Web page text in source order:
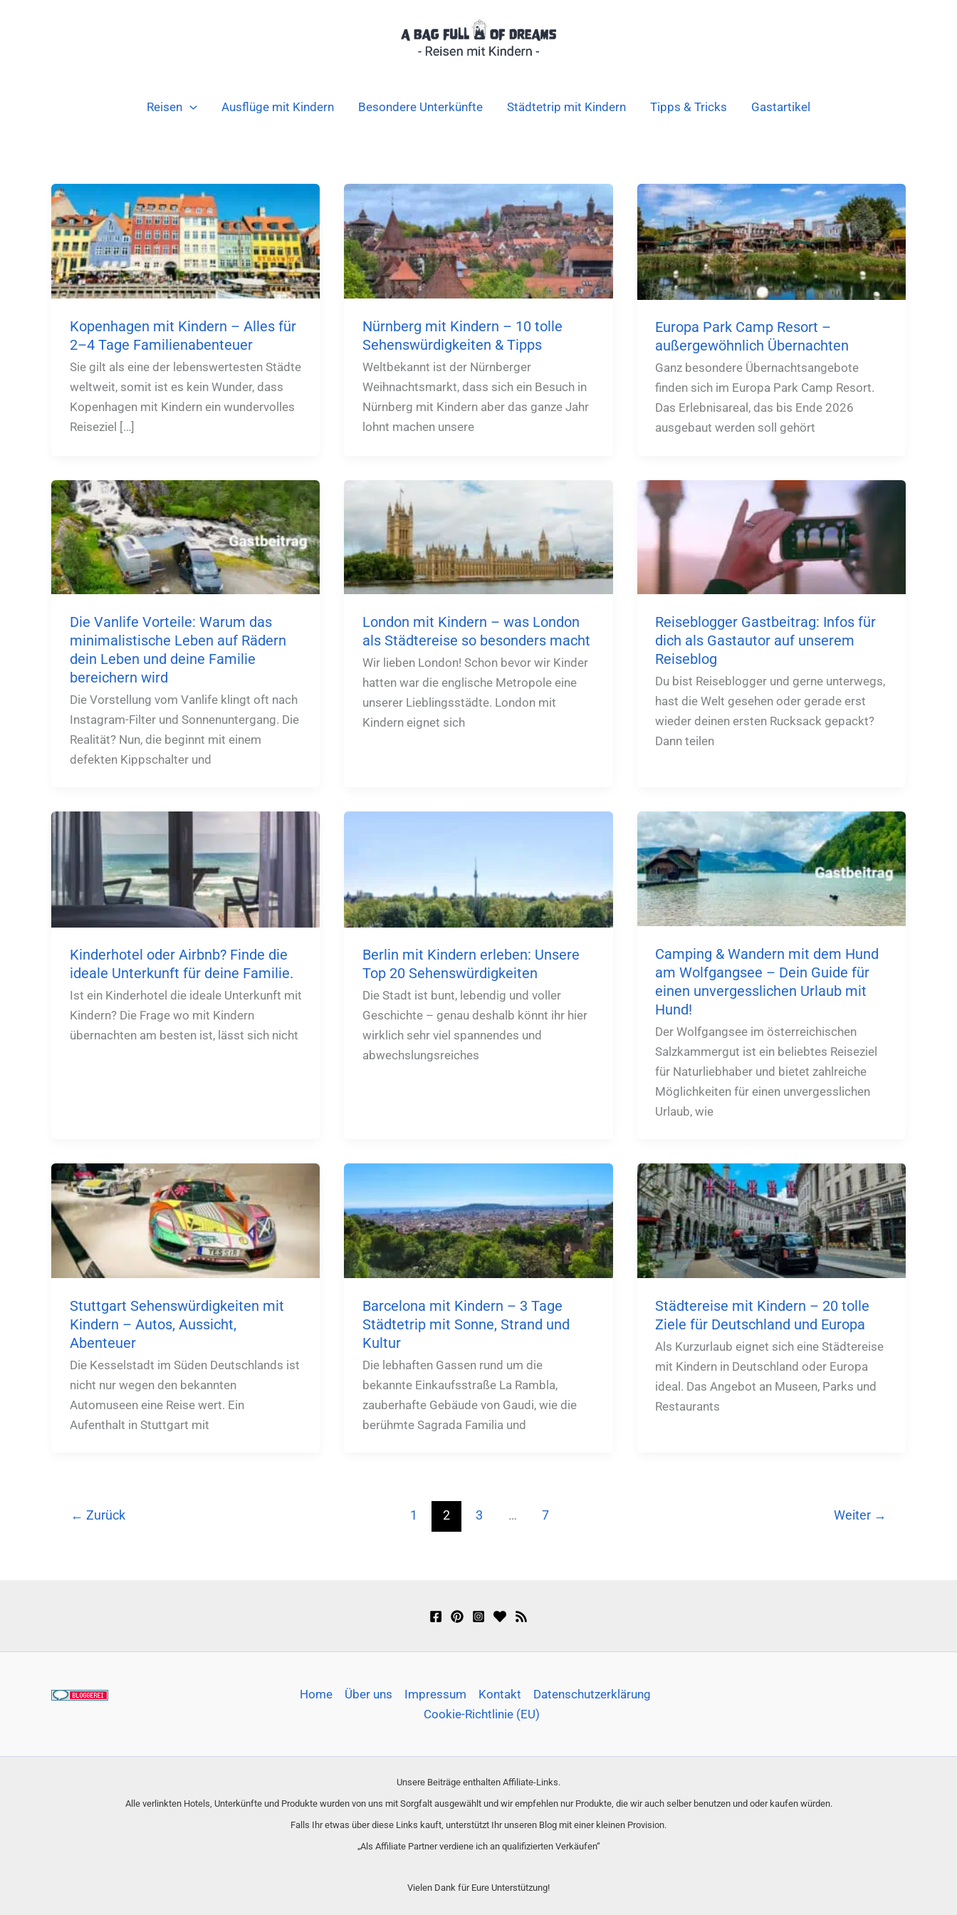
Reisen Ausflüge mit Kindern Besondere Unterkünfte Städtetrip mit Kindern Tipps & Tricks Gastartikel
Kopenhagen mit Kindern – Alles für
2–4 Tage Familienabenteuer
Sie gilt als eine der lebenswertesten Städte
weltweit, somit ist es kein Wunder, dass
Kopenhagen mit Kindern ein wundervolles
Reiseziel […]
Nürnberg mit Kindern – 10 tolle
Sehenswürdigkeiten & Tipps
Weltbekannt ist der Nürnberger
Weihnachtsmarkt, dass sich ein Besuch in
Nürnberg mit Kindern aber das ganze Jahr
lohnt machen unsere
Europa Park Camp Resort –
außergewöhnlich Übernachten
Ganz besondere Übernachtsangebote
finden sich im Europa Park Camp Resort.
Das Erlebnisareal, das bis Ende 2026
ausgebaut werden soll gehört
Die Vanlife Vorteile: Warum das
minimalistische Leben auf Rädern
dein Leben und deine Familie
bereichern wird
Die Vorstellung vom Vanlife klingt oft nach
Instagram-Filter und Sonnenuntergang. Die
Realität? Nun, die beginnt mit einem
defekten Kippschalter und
London mit Kindern – was London
als Städtereise so besonders macht
Wir lieben London! Schon bevor wir Kinder
hatten war die englische Metropole eine
unserer Lieblingsstädte. London mit
Kindern eignet sich
Reiseblogger Gastbeitrag: Infos für
dich als Gastautor auf unserem
Reiseblog
Du bist Reiseblogger und gerne unterwegs,
hast die Welt gesehen oder gerade erst
wieder deinen ersten Rucksack gepackt?
Dann teilen
Kinderhotel oder Airbnb? Finde die
ideale Unterkunft für deine Familie.
Ist ein Kinderhotel die ideale Unterkunft mit
Kindern? Die Frage wo mit Kindern
übernachten am besten ist, lässt sich nicht
Berlin mit Kindern erleben: Unsere
Top 20 Sehenswürdigkeiten
Die Stadt ist bunt, lebendig und voller
Geschichte – genau deshalb könnt ihr hier
wirklich sehr viel spannendes und
abwechslungsreiches
Camping & Wandern mit dem Hund
am Wolfgangsee – Dein Guide für
einen unvergesslichen Urlaub mit
Hund!
Der Wolfgangsee im österreichischen
Salzkammergut ist ein beliebtes Reiseziel
für Naturliebhaber und bietet zahlreiche
Möglichkeiten für einen unvergesslichen
Urlaub, wie
Stuttgart Sehenswürdigkeiten mit
Kindern – Autos, Aussicht,
Abenteuer
Die Kesselstadt im Süden Deutschlands ist
nicht nur wegen den bekannten
Automuseen eine Reise wert. Ein
Aufenthalt in Stuttgart mit
Barcelona mit Kindern – 3 Tage
Städtetrip mit Sonne, Strand und
Kultur
Die lebhaften Gassen rund um die
bekannte Einkaufsstraße La Rambla,
zauberhafte Gebäude von Gaudi, wie die
berühmte Sagrada Familia und
Städtereise mit Kindern – 20 tolle
Ziele für Deutschland und Europa
Als Kurzurlaub eignet sich eine Städtereise
mit Kindern in Deutschland oder Europa
ideal. Das Angebot an Museen, Parks und
Restaurants
← Zurück 1 2 3 … 7 Weiter →
Home Über uns Impressum Kontakt
Datenschutzerklärung
Cookie-Richtlinie (EU)
Unsere Beiträge enthalten Affiliate-Links.
Alle verlinkten Hotels, Unterkünfte und Produkte wurden von uns mit Sorgfalt ausgewählt und wir empfehlen nur Produkte, die wir auch selber benutzen und oder kaufen würden.
Falls Ihr etwas über diese Links kauft, unterstützt Ihr unseren Blog mit einer kleinen Provision.
„Als Affiliate Partner verdiene ich an qualifizierten Verkäufen“
Vielen Dank für Eure Unterstützung!